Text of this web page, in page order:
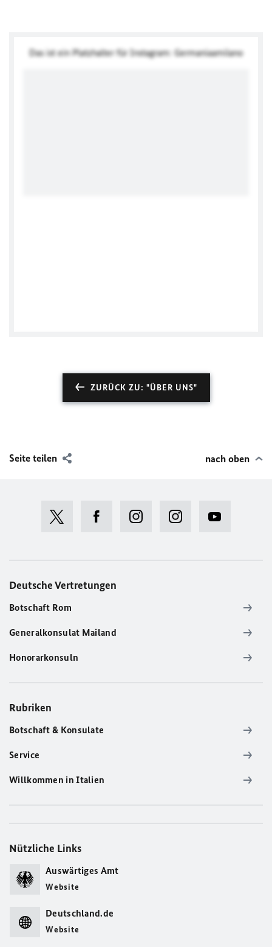
Das ist ein Platzhalter für Instagram: Germaniaamilano
ZURÜCK ZU: "ÜBER UNS"
Seite teilen nach oben
Deutsche Vertretungen
Botschaft Rom
Generalkonsulat Mailand
Honorarkonsuln
Rubriken
Botschaft & Konsulate
Service
Willkommen in Italien
Nützliche Links
Auswärtiges Amt
Website
Deutschland.de
Website